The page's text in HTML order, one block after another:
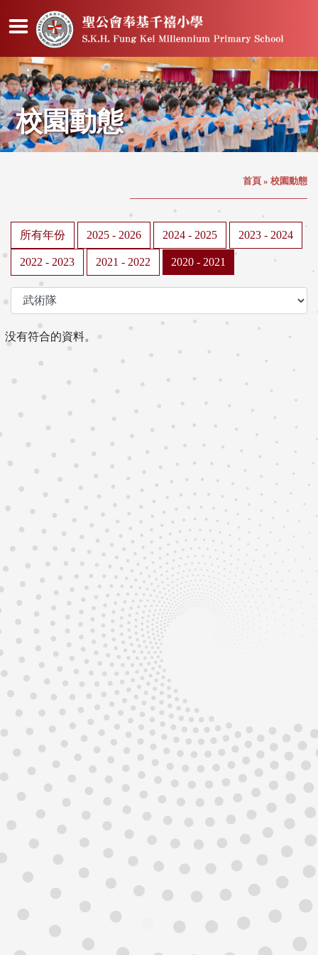
校園動態
首頁 » 校園動態
所有年份 2025 - 2026 2024 - 2025 2023 - 2024
2022 - 2023 2021 - 2022 2020 - 2021
没有符合的資料。